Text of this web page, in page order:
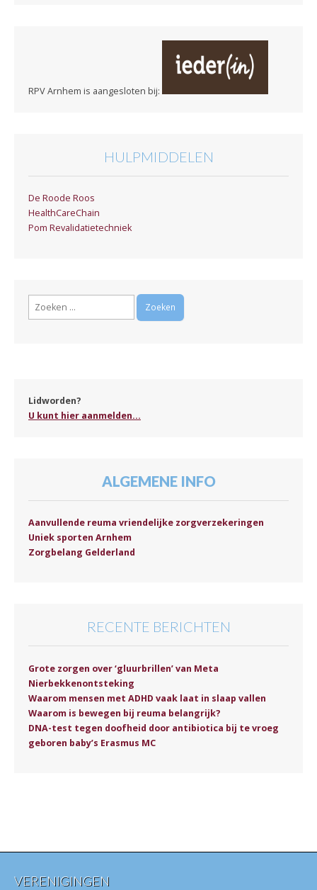
RPV Arnhem is aangesloten bij:
HULPMIDDELEN
De Roode Roos
HealthCareChain
Pom Revalidatietechniek
Zoeken
Lidworden?
U kunt hier aanmelden...
ALGEMENE INFO
Aanvullende reuma vriendelijke zorgverzekeringen
Uniek sporten Arnhem
Zorgbelang Gelderland
RECENTE BERICHTEN
Grote zorgen over ‘gluurbrillen’ van Meta
Nierbekkenontsteking
Waarom mensen met ADHD vaak laat in slaap vallen
Waarom is bewegen bij reuma belangrijk?
DNA-test tegen doofheid door antibiotica bij te vroeg
geboren baby’s Erasmus MC
VERENIGINGEN